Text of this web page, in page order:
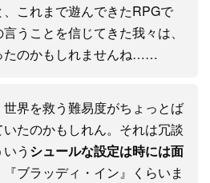
これまで遊んできたRPGで
うことを信じてきた我々は、
たのかもしれませんね……
界を救う難易度がちょっとば
たのかもしれん。それは冗談
う シュールな設定は時には面
『ブラッディ・イン』くらいま